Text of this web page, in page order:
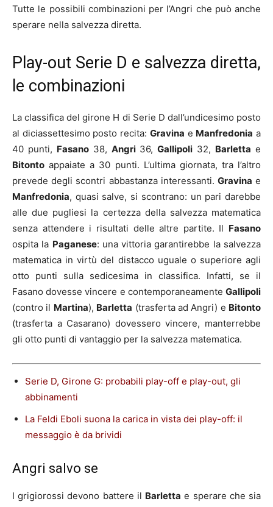
Tutte le possibili combinazioni per l’Angri che può anche
sperare nella salvezza diretta.
Play-out Serie D e salvezza diretta,
le combinazioni
La classifica del girone H di Serie D dall’undicesimo posto
al diciassettesimo posto recita: Gravina e Manfredonia a
40 punti, Fasano38, Angri36,Gallipoli 32, Barletta e
Bitonto appaiate a 30 punti. L’ultima giornata, tra l’altro
prevede degli scontri abbastanza interessanti. Gravina e
Manfredonia, quasi salve, si scontrano: un pari darebbe
alle due pugliesi la certezza della salvezza matematica
senza attendere i risultati delle altre partite. Il Fasano
ospita la Paganese: una vittoria garantirebbe la salvezza
matematica in virtù del distacco uguale o superiore agli
otto punti sulla sedicesima in classifica. Infatti, se il
Fasano dovesse vincere e contemporaneamente Gallipoli
(contro il Martina), Barletta (trasferta ad Angri) e Bitonto
(trasferta a Casarano) dovessero vincere, manterrebbe
gli otto punti di vantaggio per la salvezza matematica.
Serie D, Girone G: probabili play-off e play-out, gli
abbinamenti
La Feldi Eboli suona la carica in vista dei play-off: il
messaggio è da brividi
Angri salvo se
I grigiorossi devono battere il Barletta e sperare che sia